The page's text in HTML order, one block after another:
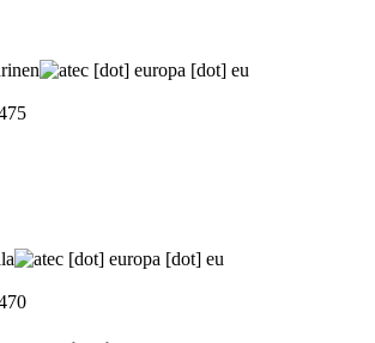
ec [dot] europa [dot] eu
ec [dot] europa [dot] eu